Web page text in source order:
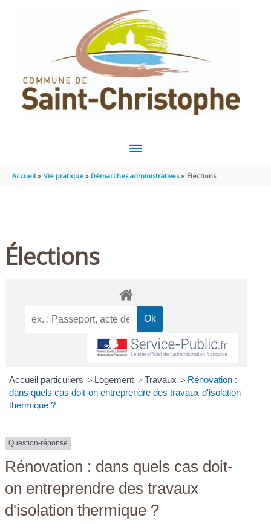
MENU
PRINCIPAL
Accueil Vie pratique Démarches administratives Élections
Élections
Accueil particuliers > Logement > Travaux > Rénovation :
dans quels cas doit-on entreprendre des travaux d'isolation
thermique ?
Question-réponse
Rénovation : dans quels cas doit-
on entreprendre des travaux
d'isolation thermique ?